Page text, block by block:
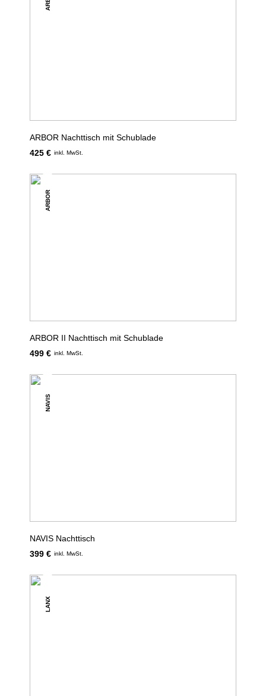
ARBOR Nachttisch mit Schublade
425 € inkl. MwSt.
ARBOR
ARBOR II Nachttisch mit Schublade
499 € inkl. MwSt.
NAVIS
NAVIS Nachttisch
399 € inkl. MwSt.
LANX